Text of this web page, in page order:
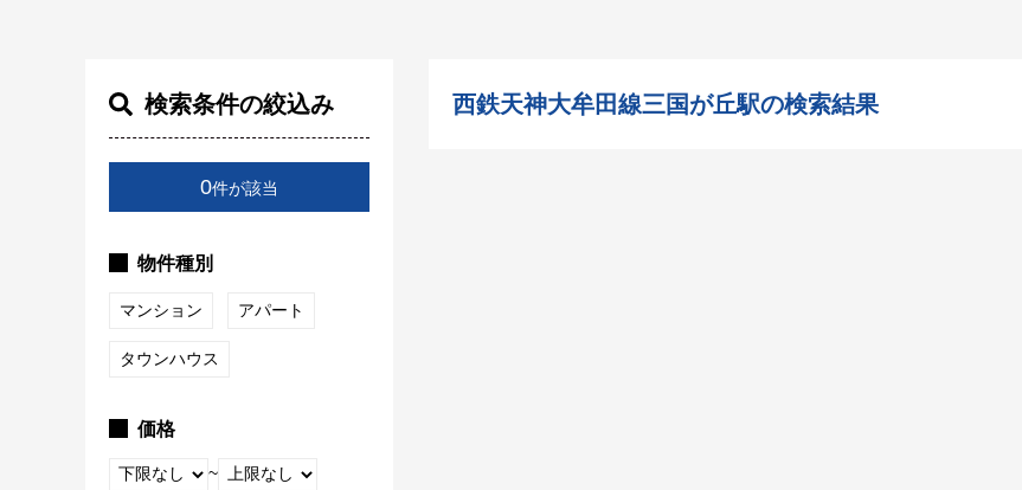
検索条件の絞込み
0件が該当
物件種別
マンション アパート
タウンハウス
価格
~
西鉄天神大牟田線三国が丘駅の検索結果